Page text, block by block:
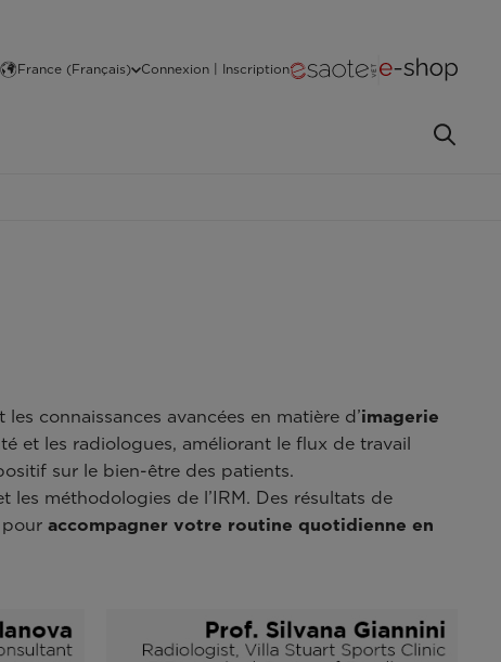
France (Français) Connexion | Inscription
connaissances avancées en matière d’imagerie
et les radiologues, améliorant le flux de travail
sur le bien-être des patients.
méthodologies de l’IRM. Des résultats de
accompagner votre routine quotidienne en